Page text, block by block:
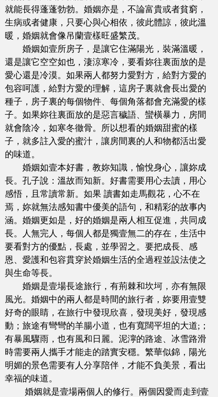
就能長得蓬蓬勃勃。婚姻亦是，不論富貴或者貧窮，
生病或者健康，只要心與心相依，彼此體諒，彼此溫
暖，婚姻就會像吊蘭壹樣旺盛繁茂。
婚姻如壹所房子，是讓它住滿陽光，裝滿溫暖，
還是讓它空空如也，淒涼寒冷，要看妳往裏面放的是
愛心還是冷漠。如果兩人都努力愛對方，給對方愛的
包容呵護，給對方愛的理解，這房子裏就會長出愛的
種子，房子裏的每個物件、每個角落都會充滿愛的樣
子。如果妳往裏面放的是惡言穢語、蠻橫暴力，房間
就會陰冷，如寒冬徹骨。所以想看的婚姻甜蜜的樣
子，就多註入愛的蜜汁，讓房間裏的人和物都活出愛
的味道。
婚姻如壹本好書，教妳知識，愉悅身心，讓妳成
長。孔子說：溫故而知新。好書需要用心去讀，用心
感悟，且常讀常新。如果 讀書如走馬觀花，心不在
焉，妳就無法感知書中優美的語句，和精彩的故事內
涵。婚姻更如是，好的婚姻是兩人相互促進，共同成
長。人無完人，每個人都是獨壹無二的存在，生活中
要看對方的優點，長處，並學習之。要把成長、感
恩、愛護和包容貫穿於婚姻生活的全過程並設法使之
與生命等長。
婚姻是壹場長途旅行，有荊棘和坎坷，亦有無限
風光。婚姻中的兩人都是時間的旅行者，妳要用壹雙
好奇的眼睛，在旅行中發現欣喜，發現美好，發現感
動；旅途有彎彎的羊腸小道，也有寬闊平坦的大道;；
有暴風驟雨，也有風和日麗。泥濘的路途、冰雪路滑
時需要兩人攜手才能走的踏實安穩。繁華似錦，陽光
明媚的景色需要有人分享陪伴，才能不負美景，看出
幸福的味道。
婚姻就是壹場兩個人的修行。兩個因愛而走到壹